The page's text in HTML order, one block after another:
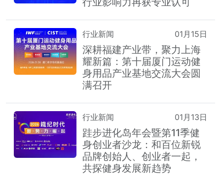
行业新闻 01月15日
深耕福建产业带，聚力上海
耀新篇：第十届厦门运动健
身用品产业基地交流大会圆
满召开
行业新闻 01月13日
跬步进化岛年会暨第11季健
身创业者沙龙：和百位新锐
品牌创始人、创业者一起，
共探健身发展新趋势